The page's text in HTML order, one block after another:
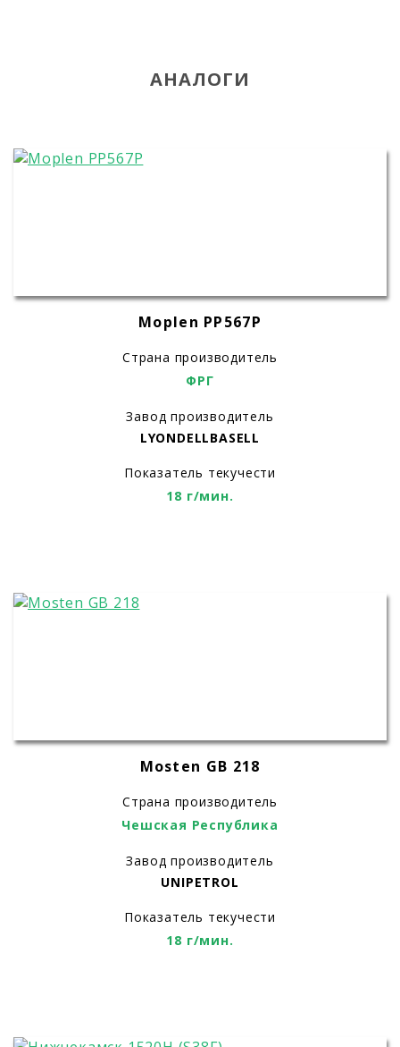
АНАЛОГИ
Moplen PP567P
Страна производитель
ФРГ
Завод производитель
LYONDELLBASELL
Показатель текучести
18 г/мин.
Mosten GB 218
Страна производитель
Чешская Республика
Завод производитель
UNIPETROL
Показатель текучести
18 г/мин.